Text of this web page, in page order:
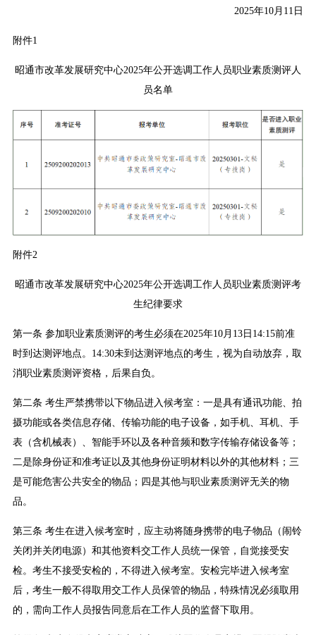
2025年10月11日
附件1
昭通市改革发展研究中心2025年公开选调工作人员职业素质测评人
员名单
附件2
昭通市改革发展研究中心2025年公开选调工作人员职业素质测评考
生纪律要求
第一条 参加职业素质测评的考生必须在2025年10月13日14:15前准
时到达测评地点。14:30未到达测评地点的考生，视为自动放弃，取
消职业素质测评资格，后果自负。
第二条 考生严禁携带以下物品进入候考室：一是具有通讯功能、拍
摄功能或各类信息存储、传输功能的电子设备，如手机、耳机、手
表（含机械表）、智能手环以及各种音频和数字传输存储设备等；
二是除身份证和准考证以及其他身份证明材料以外的其他材料；三
是可能危害公共安全的物品；四是其他与职业素质测评无关的物
品。
第三条 考生在进入候考室时，应主动将随身携带的电子物品（闹铃
关闭并关闭电源）和其他资料交工作人员统一保管，自觉接受安
检。考生不接受安检的，不得进入候考室。安检完毕进入候考室
后，考生一般不得取用交工作人员保管的物品，特殊情况必须取用
的，需向工作人员报告同意后在工作人员的监督下取用。